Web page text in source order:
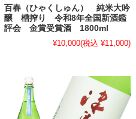
百春（ひゃくしゅん） 純米大吟
醸 槽搾り 令和8年全国新酒鑑
評会 金賞受賞酒 1800ml
¥10,000(税込 ¥11,000)